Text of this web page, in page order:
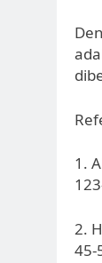
1.
2.
45-